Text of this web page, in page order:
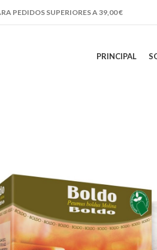
PEDIDOS SUPERIORES A 39,00 €
PRINCIPAL